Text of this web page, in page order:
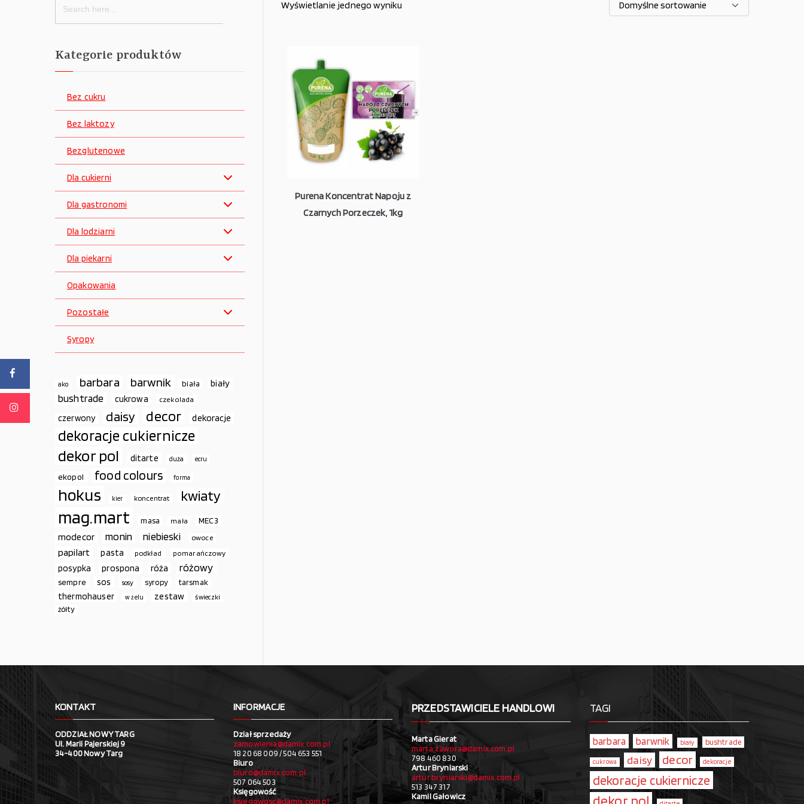
Wyświetlanie jednego wyniku
Purena Koncentrat Napoju z
Czarnych Porzeczek, 1kg
for:
Kategorie produktów
Bez cukru
Bez laktozy
Bezglutenowe
Dla cukierni
Dla gastronomi
Dla lodziarni
Dla piekarni
Opakowania
Pozostałe
Syropy
ako barbara barwnik biała biały
bushtrade cukrowa czekolada
czerwony daisy decor dekoracje
dekoracje cukiernicze
dekor pol ditarte duża ecru
ekopol food colours forma
hokus kier koncentrat kwiaty
mag.mart masa mała MEC3
modecor monin niebieski owoce
papilart pasta podkład pomarańczowy
posypka prospona róża różowy
sempre sos sosy syropy tarsmak
thermohauser w żelu zestaw świeczki
żółty
KONTAKT
ODDZIAŁ NOWY TARG
Ul. Marii Pajerskiej 9
34-400 Nowy Targ
INFORMACJE
Dział sprzedaży
zamowienia@damix.com.pl
18 20 68 009 / 504 653 551
Biuro
biuro@damix.com.pl
507 064 503
Księgowość
ksiegowosc@damix.com.pl
PRZEDSTAWICIELE HANDLOWI
Marta Gierat
marta.zawora@damix.com.pl
798 460 830
Artur Bryniarski
artur.bryniarski@damix.com.pl
513 347 317
Kamil Gałowicz
TAGI
barbara barwnik biały bushtrade
cukrowa daisy decor dekoracje
dekoracje cukiernicze